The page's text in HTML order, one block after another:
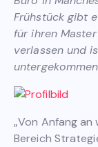
Frühstück gibt
für ihren
verlassen und
„Von Anfang an
Bereich